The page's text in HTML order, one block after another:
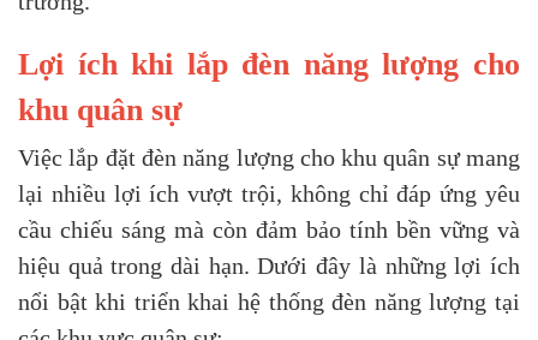
Lợi ích khi lắp đèn năng lượng cho
khu quân sự
Việc lắp đặt đèn năng lượng cho khu quân sự mang
lại nhiều lợi ích vượt trội, không chỉ đáp ứng yêu
cầu chiếu sáng mà còn đảm bảo tính bền vững và
hiệu quả trong dài hạn. Dưới đây là những lợi ích
nổi bật khi triển khai hệ thống đèn năng lượng tại